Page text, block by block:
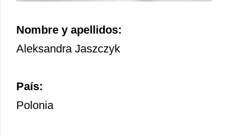
Nombre y apellidos:
Aleksandra Jaszczyk
País:
Polonia